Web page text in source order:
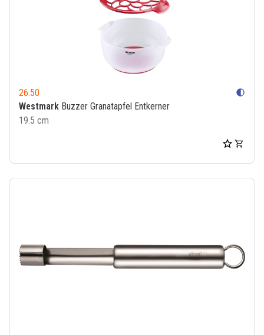
26.50 contrast
Westmark Buzzer Granatapfel Entkerner
19.5 cm